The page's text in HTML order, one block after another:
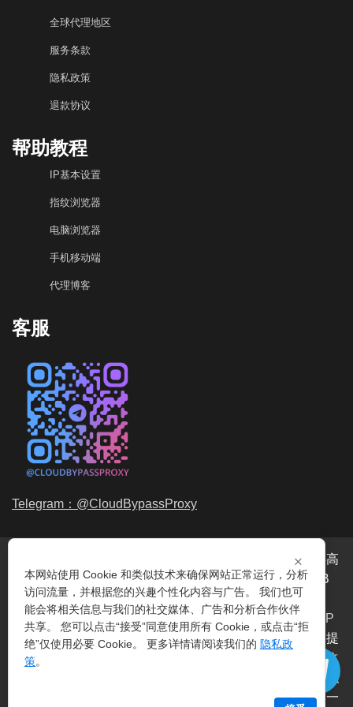
全球代理地区
服务条款
隐私政策
退款协议
帮助教程
IP基本设置
指纹浏览器
电脑浏览器
手机移动端
代理博客
客服
Telegram：@CloudBypassProxy
代理服务提供商，我们提供高
品质、永不过期的动态代理IP池流量包，价格最低2元/GB
起。我们的IP资源包括超过3.5亿的动态住宅IP和机房IP，
覆盖全球200多个国家。支持HTTP代理IP 和 Socks5代理IP
协议，IP可用率超过99%。购买我们的服务即可享受穿云提
供的
指纹
、爬虫抓取、电商系统、网络测试、SEO等。穿云
动态机房IP服务，一
×
本网站使用 Cookie 和类似技术来确保网站正常运行，分析
访问流量，并根据您的兴趣个性化内容与广告。 我们也可
能会将相关信息与我们的社交媒体、广告和分析合作伙伴
共享。 您可以点击“接受”同意使用所有 Cookie，或点击“拒
绝”仅使用必要 Cookie。 更多详情请阅读我们的 隐私政
策。